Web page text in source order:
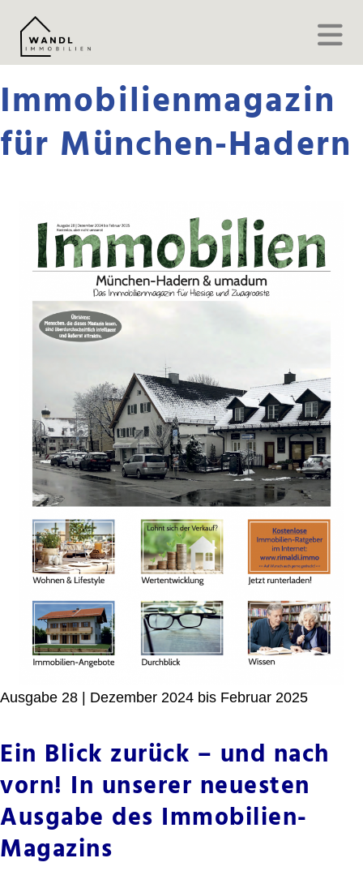
Immobilienmagazin
für München-Hadern
Ausgabe 28 | Dezember 2024 bis Februar 2025
Ein Blick zurück – und nach
vorn! In unserer neuesten
Ausgabe des Immobilien-
Magazins